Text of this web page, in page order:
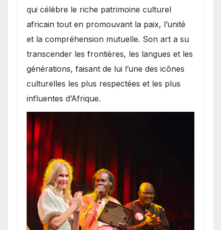
qui célèbre le riche patrimoine culturel
africain tout en promouvant la paix, l’unité
et la compréhension mutuelle. Son art a su
transcender les frontières, les langues et les
générations, faisant de lui l’une des icônes
culturelles les plus respectées et les plus
influentes d’Afrique.